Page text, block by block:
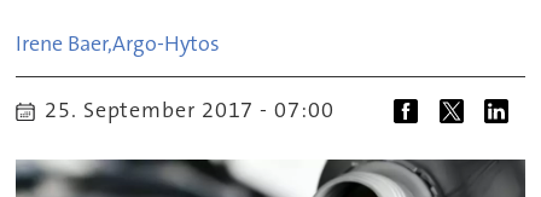
Irene Baer,Argo-Hytos
25. September 2017 - 07:00